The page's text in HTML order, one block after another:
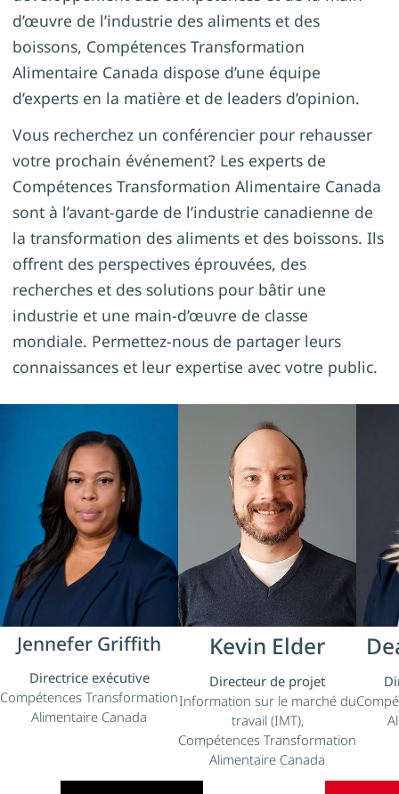
d’œuvre de l’industrie des aliments et des
boissons, Compétences Transformation
Alimentaire Canada dispose d’une équipe
d’experts en la matière et de leaders d’opinion.
Vous recherchez un conférencier pour rehausser
votre prochain événement? Les experts de
Compétences Transformation Alimentaire Canada
sont à l’avant-garde de l’industrie canadienne de
la transformation des aliments et des boissons. Ils
offrent des perspectives éprouvées, des
recherches et des solutions pour bâtir une
industrie et une main-d’œuvre de classe
mondiale. Permettez-nous de partager leurs
connaissances et leur expertise avec votre public.
Jennefer Griffith
Directrice exécutive
Compétences Transformation
Alimentaire Canada
Kevin Elder
Directeur de projet
Information sur le marché du
travail (IMT),
Compétences Transformation
Alimentaire Canada